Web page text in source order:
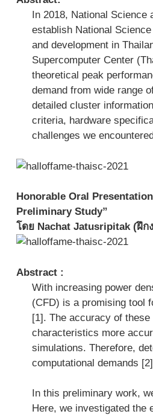
In 2018, National Science
establish National
and development in
Supercomputer Center
theoretical peak
demand from wide range
detailed cluster
criteria, hardware
challenges we
Honorable Oral
Preliminary Study”
โดย Nachat Jatusripitak (ฝึก
Abstract :
With increasing power
(CFD) is a promising tool
[1]. The accuracy of
characteristics more
simulations. Therefore,
computational demands
In this preliminary work,
Here, we investigated the